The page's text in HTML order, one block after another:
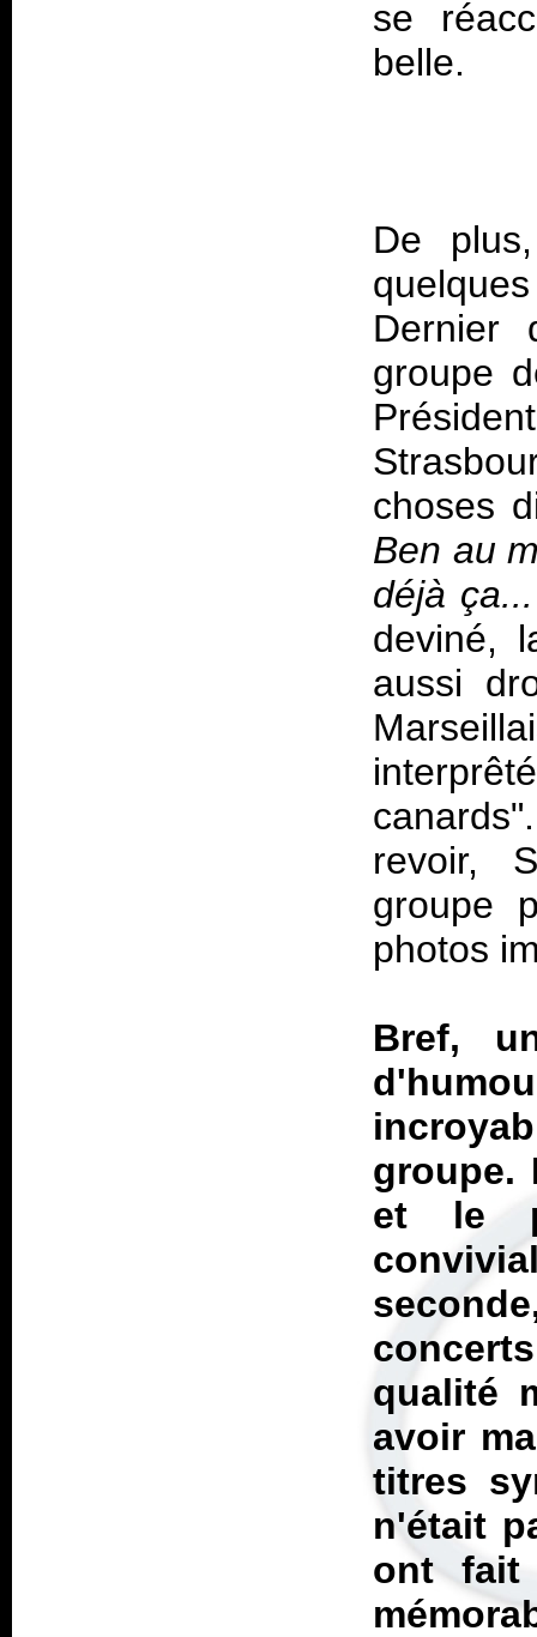
se
De
Dernier
groupe
choses
Ben au
déjà
deviné,
aussi
revoir,
groupe
photos
Bref,
groupe.
et le
qualité
avoir
titres
n'était
ont fait